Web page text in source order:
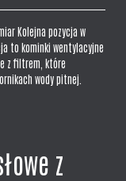
Kolejna pozycja w
to kominki wentylacyjne
z filtrem, które
wody pitnej.
z